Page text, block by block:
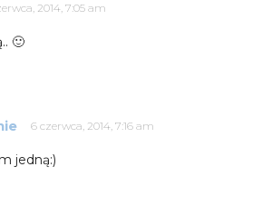
2014, 7:05 am
🙂
6 czerwca, 2014, 7:16 am
jedną:)